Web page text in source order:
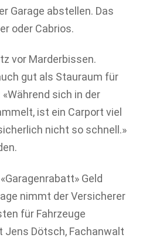
Garage abstellen. Das
oder Cabrios.
vor Marderbissen.
gut als Stauraum für
sich in der
ist ein Carport viel
nicht so schnell.»
Geld
nimmt der Versicherer
für Fahrzeuge
Jens Dötsch, Fachanwalt